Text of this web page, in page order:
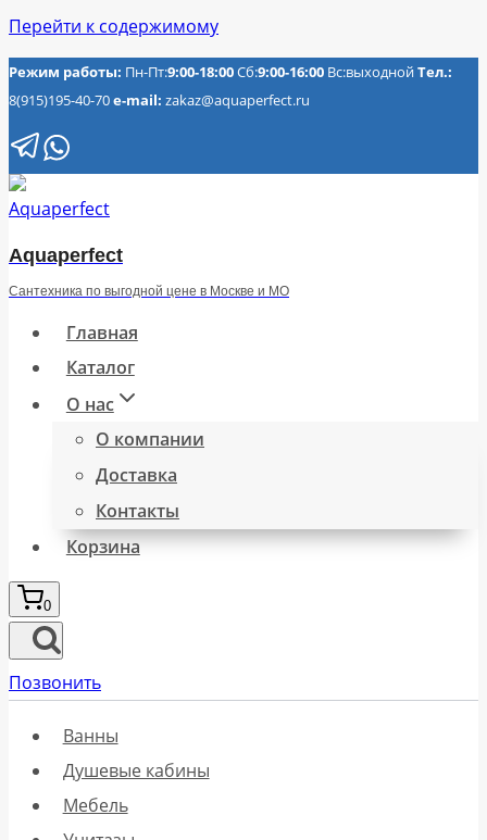
Перейти к содержимому
Режим работы: Пн-Пт:9:00-18:00Сб:9:00-16:00 Вс:выходнойТел.:
8(915)195-40-70e-mail: zakaz@aquaperfect.ru
Aquaperfect
Сантехника по выгодной цене в Москве и МО
Главная
Каталог
О нас
О компании
Доставка
Контакты
Корзина
0
Позвонить
Ванны
Душевые кабины
Мебель